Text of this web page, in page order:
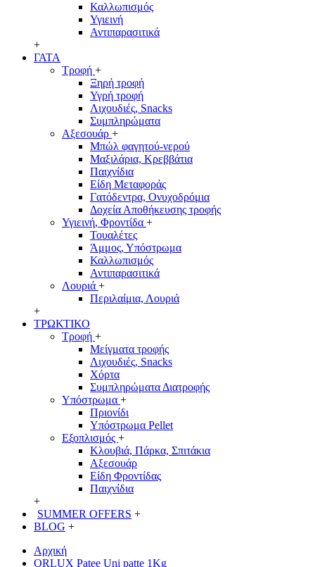
Καλλωπισμός
Υγιεινή
Αντιπαρασιτικά
+
ΓΑΤΑ
Τροφή +
Ξηρή τροφή
Υγρή τροφή
Λιχουδιές, Snacks
Συμπληρώματα
Αξεσουάρ +
Μπώλ φαγητού-νερού
Μαξιλάρια, Κρεββάτια
Παιχνίδια
Είδη Μεταφοράς
Γατόδεντρα, Ονυχοδρόμια
Δοχεία Αποθήκευσης τροφής
Υγιεινή, Φροντίδα +
Τουαλέτες
Άμμος, Υπόστρωμα
Καλλωπισμός
Αντιπαρασιτικά
Λουριά +
Περιλαίμια, Λουριά
+
ΤΡΩΚΤΙΚΟ
Τροφή +
Μείγματα τροφής
Λιχουδιές, Snacks
Χόρτα
Συμπληρώματα Διατροφής
Υπόστρωμα +
Πριονίδι
Υπόστρωμα Pellet
Εξοπλισμός +
Κλουβιά, Πάρκα, Σπιτάκια
Αξεσουάρ
Είδη Φροντίδας
Παιχνίδια
+
SUMMER OFFERS +
BLOG +
Αρχική
ORLUX Patee Uni patte 1Kg